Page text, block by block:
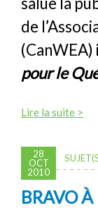
de
pour le
Lire la suite >
28
OCT
2010
BRAVO